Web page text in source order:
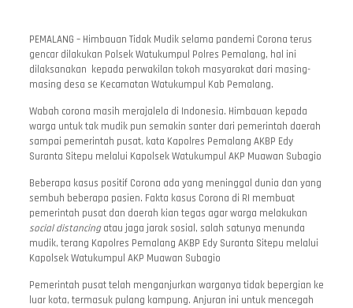
PEMALANG – Himbauan Tidak Mudik selama pandemi Corona terus
gencar dilakukan Polsek Watukumpul Polres Pemalang, hal ini
dilaksanakan kepada perwakilan tokoh masyarakat dari masing-
masing desa se Kecamatan Watukumpul Kab Pemalang.
Wabah corona masih merajalela di Indonesia. Himbauan kepada
warga untuk tak mudik pun semakin santer dari pemerintah daerah
sampai pemerintah pusat, kata Kapolres Pemalang AKBP Edy
Suranta Sitepu melalui Kapolsek Watukumpul AKP Muawan Subagio
Beberapa kasus positif Corona ada yang meninggal dunia dan yang
sembuh beberapa pasien. Fakta kasus Corona di RI membuat
pemerintah pusat dan daerah kian tegas agar warga melakukan
social distancingatau jaga jarak sosial, salah satunya menunda
mudik, terang Kapolres Pemalang AKBP Edy Suranta Sitepu melalui
Kapolsek Watukumpul AKP Muawan Subagio
Pemerintah pusat telah menganjurkan warganya tidak bepergian ke
luar kota, termasuk pulang kampung. Anjuran ini untuk mencegah